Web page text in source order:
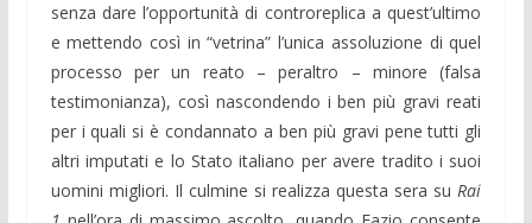
senza dare l’opportunità di controreplica a quest’ultimo
e mettendo così in “vetrina” l’unica assoluzione di quel
processo per un reato – peraltro – minore (falsa
testimonianza), così nascondendo i ben più gravi reati
per i quali si è condannato a ben più gravi pene tutti gli
altri imputati e lo Stato italiano per avere tradito i suoi
uomini migliori. Il culmine si realizza questa sera suRai